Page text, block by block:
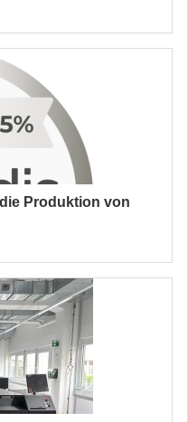
Produktion von